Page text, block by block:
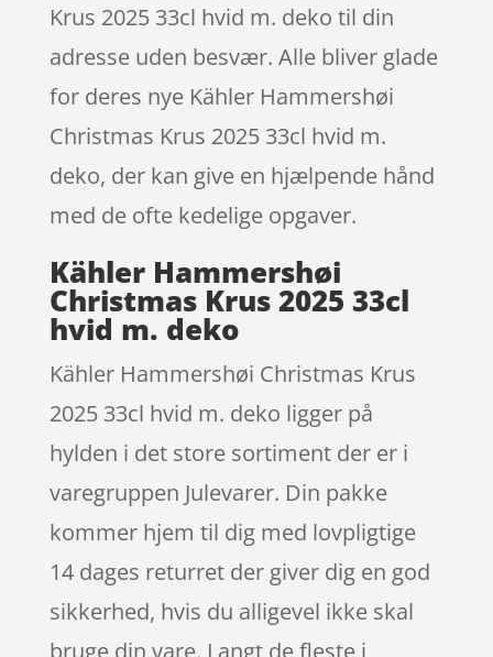
Krus 2025 33cl hvid m. deko til din
adresse uden besvær. Alle bliver glade
for deres nye Kähler Hammershøi
Christmas Krus 2025 33cl hvid m.
deko, der kan give en hjælpende hånd
med de ofte kedelige opgaver.
Kähler Hammershøi
Christmas Krus 2025 33cl
hvid m. deko
Kähler Hammershøi Christmas Krus
2025 33cl hvid m. deko ligger på
hylden i det store sortiment der er i
varegruppen Julevarer. Din pakke
kommer hjem til dig med lovpligtige
14 dages returret der giver dig en god
sikkerhed, hvis du alligevel ikke skal
bruge din vare. Langt de fleste i